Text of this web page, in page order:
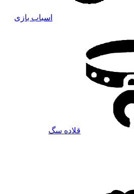
اسباب بازی
قلاده سگ